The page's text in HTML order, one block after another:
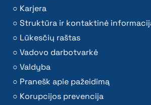
Karjera
Struktūra ir kontaktinė
Lūkesčių raštas
Vadovo darbotvarkė
Valdyba
Pranešk apie pažeidimą
Korupcijos prevencija